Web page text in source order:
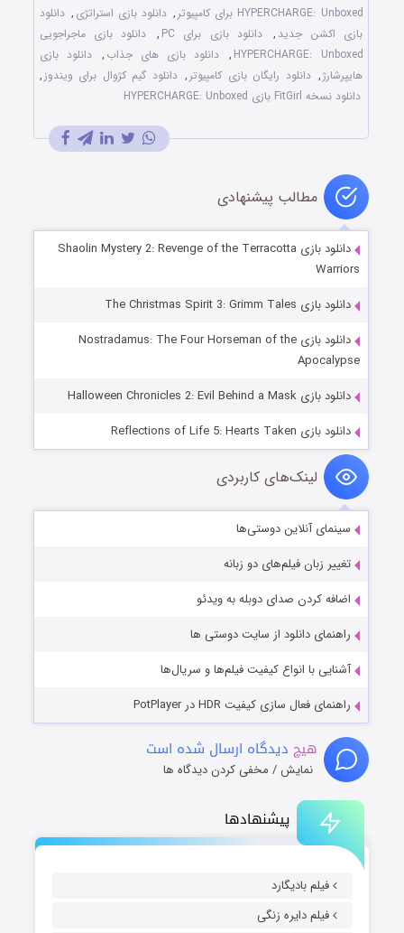
پیشنهادها
فیلم بادیگارد
فیلم دایره زنگی
HYPERCHARGE: Unboxed برای کامپیوتر
, دانلود بازی استراتژی , دانلود
بازی اکشن جدید , دانلود بازی برای PC ,
دانلود بازی ماجراجویی
HYPERCHARGE: Unboxed
, دانلود بازی های جذاب , دانلود بازی
هایپرشارژ, دانلود رایگان بازی کامپیوتر , دانلود گیم کژوال برای ویندوز ,
دانلود نسخه FitGirl بازی HYPERCHARGE: Unboxed
مطالب پیشنهادی
دانلود بازی Shaolin Mystery 2: Revenge of the Terracotta
Warriors
دانلود بازی The Christmas Spirit 3: Grimm Tales
دانلود بازی Nostradamus: The Four Horseman of the
Apocalypse
دانلود بازی Halloween Chronicles 2: Evil Behind a Mask
دانلود بازی Reflections of Life 5: Hearts Taken
لینک‌های کاربردی
سینمای آنلاین دوستی‌ها
تغییر زبان فیلم‌های دو زبانه
اضافه کردن صدای دوبله به ویدئو
راهنمای دانلود از سایت دوستی ها
آشنایی با انواع کیفیت فیلم‌ها و سریال‌ها
راهنمای فعال سازی کیفیت HDR در PotPlayer
هیچ دیدگاه ارسال شده است
نمایش / مخفی کردن دیدگاه ها